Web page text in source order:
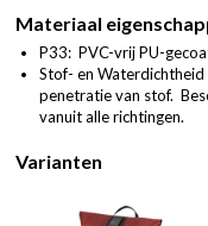
Materiaal
P33: PVC-vrij PU-
Stof- en
penetratie van stof.
vanuit alle richtingen.
Varianten